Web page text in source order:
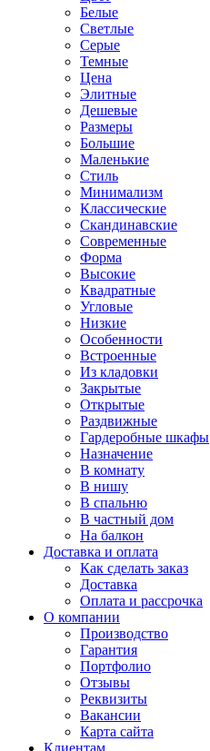
Белые
Светлые
Серые
Темные
Цена
Элитные
Дешевые
Размеры
Большие
Маленькие
Стиль
Минимализм
Классические
Скандинавские
Современные
Форма
Высокие
Квадратные
Угловые
Низкие
Особенности
Встроенные
Из кладовки
Закрытые
Открытые
Раздвижные
Гардеробные шкафы
Назначение
В комнату
В нишу
В спальню
В частный дом
На балкон
Доставка и оплата
Как сделать заказ
Доставка
Оплата и рассрочка
О компании
Производство
Гарантия
Портфолио
Отзывы
Реквизиты
Вакансии
Карта сайта
Клиентам